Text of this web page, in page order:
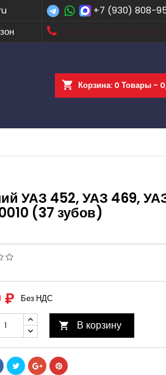
+7 (930) 808-
shopping_cart Корзина: 0 Товары -
УАЗ 452, УАЗ 469,
(37 зубов)
₽ Без НДС
 В корзину